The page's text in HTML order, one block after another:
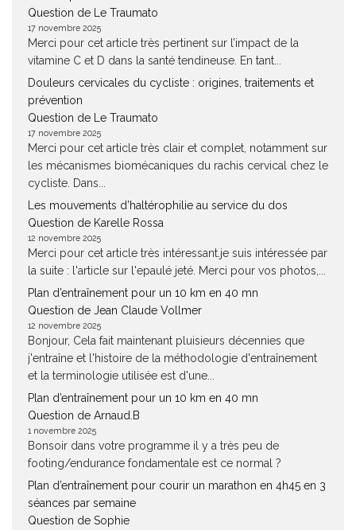
Question de Le Traumato
17 novembre 2025
Merci pour cet article très pertinent sur l’impact de la
vitamine C et D dans la santé tendineuse. En tant...
Douleurs cervicales du cycliste : origines, traitements et
prévention
Question de Le Traumato
17 novembre 2025
Merci pour cet article très clair et complet, notamment sur
les mécanismes biomécaniques du rachis cervical chez le
cycliste. Dans...
Les mouvements d’haltérophilie au service du dos
Question de Karelle Rossa
12 novembre 2025
Merci pour cet article très intéressant.je suis intéressée par
la suite : l'article sur l'epaulé jeté. Merci pour vos photos,...
Plan d’entraînement pour un 10 km en 40 mn
Question de Jean Claude Vollmer
12 novembre 2025
Bonjour, Cela fait maintenant pluisieurs décennies que
j'entraîne et l'histoire de la méthodologie d'entraînement
et la terminologie utilisée est d'une...
Plan d’entraînement pour un 10 km en 40 mn
Question de Arnaud.B
1 novembre 2025
Bonsoir dans votre programme il y a très peu de
footing/endurance fondamentale est ce normal ?
Plan d’entraînement pour courir un marathon en 4h45 en 3
séances par semaine
Question de Sophie